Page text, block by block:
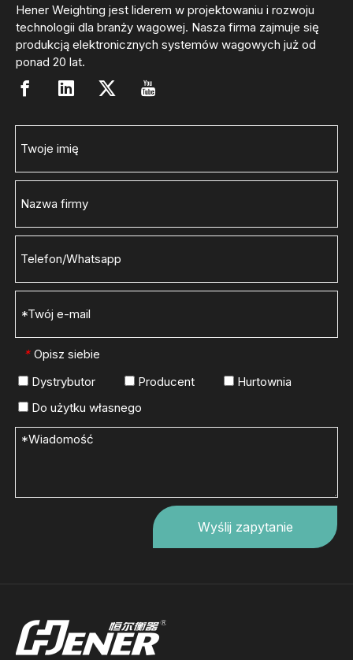
Hener Weighting jest liderem w projektowaniu i rozwoju
technologii dla branży wagowej. Nasza firma zajmuje się
produkcją elektronicznych systemów wagowych już od
ponad 20 lat.
* Opisz siebie
Dystrybutor
Producent
Hurtownia
Do użytku własnego
Wyślij zapytanie